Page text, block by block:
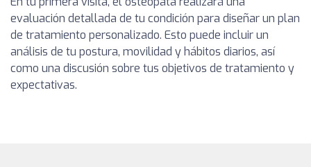
evaluación detallada de tu condición para diseñar un plan
de tratamiento personalizado. Esto puede incluir un
análisis de tu postura, movilidad y hábitos diarios, así
como una discusión sobre tus objetivos de tratamiento y
expectativas.